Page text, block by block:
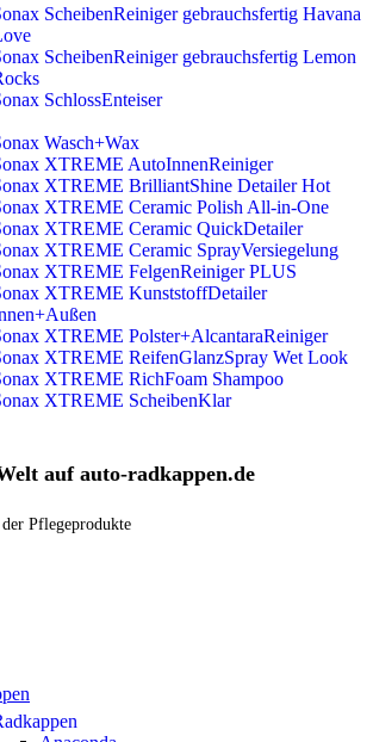
ScheibenReiniger gebrauchsfertig Havana
ScheibenReiniger gebrauchsfertig Lemon
SchlossEnteiser
Wasch+Wax
XTREME AutoInnenReiniger
XTREME BrilliantShine DetailerHot
XTREME Ceramic Polish All-in-One
XTREME Ceramic QuickDetailer
XTREME Ceramic SprayVersiegelung
XTREME FelgenReiniger PLUS
XTREME KunststoffDetailer
XTREME Polster+AlcantaraReiniger
XTREME ReifenGlanzSpray Wet Look
XTREME RichFoam Shampoo
XTREME ScheibenKlar
auf auto-radkappen.de
Pflegeprodukte